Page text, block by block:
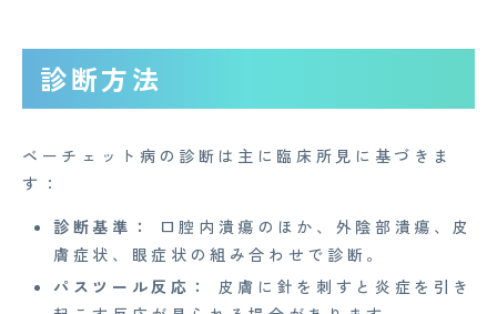
診断方法
ベーチェット病の診断は主に臨床所見に基づきま
す：
診断基準：
口腔内潰瘍のほか、外陰部潰瘍、皮
膚症状、眼症状の組み合わせで診断。
パスツール反応：
皮膚に針を刺すと炎症を引き
AGAメディア
Medi Face Journal
お知らせ